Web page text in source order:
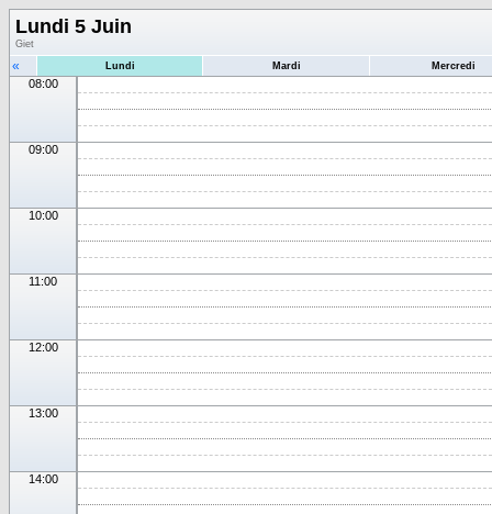
Lundi 5 Juin
Giet
« Lundi Mardi Mercredi
08:00
09:00
10:00
11:00
12:00
13:00
14:00